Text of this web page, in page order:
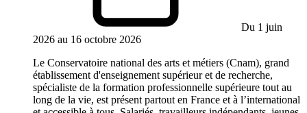
Du 1 juin
2026 au 16 octobre 2026
Le Conservatoire national des arts et métiers (Cnam), grand
établissement d'enseignement supérieur et de recherche,
spécialiste de la formation professionnelle supérieure tout au
long de la vie, est présent partout en France et à l’international